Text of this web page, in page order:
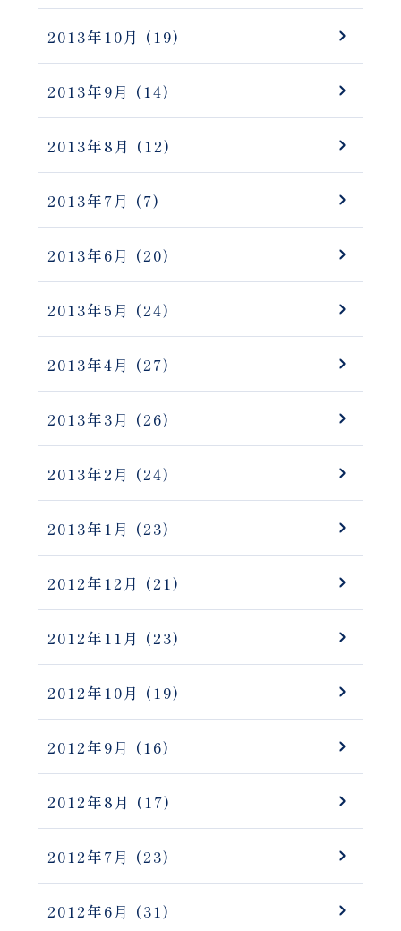
2013年10月 (19)
2013年9月 (14)
2013年8月 (12)
2013年7月 (7)
2013年6月 (20)
2013年5月 (24)
2013年4月 (27)
2013年3月 (26)
2013年2月 (24)
2013年1月 (23)
2012年12月 (21)
2012年11月 (23)
2012年10月 (19)
2012年9月 (16)
2012年8月 (17)
2012年7月 (23)
2012年6月 (31)